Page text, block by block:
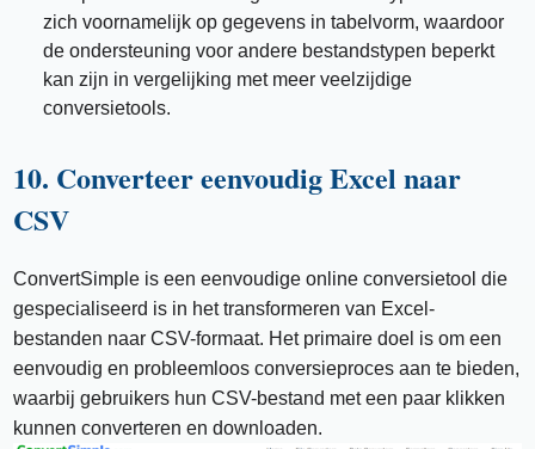
zich voornamelijk op gegevens in tabelvorm, waardoor
de ondersteuning voor andere bestandstypen beperkt
kan zijn in vergelijking met meer veelzijdige
conversietools.
10. Converteer eenvoudig Excel naar
CSV
ConvertSimple is een eenvoudige online conversietool die
gespecialiseerd is in het transformeren van Excel-
bestanden naar CSV-formaat. Het primaire doel is om een ​​
eenvoudig en probleemloos conversieproces aan te bieden,
waarbij gebruikers hun CSV-bestand met een paar klikken
kunnen converteren en downloaden.